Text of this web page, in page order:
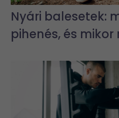
Nyári balesetek:
pihenés, és mikor